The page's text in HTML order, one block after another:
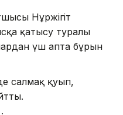
Нұржігіт
қатысу туралы
үш апта бұрын
салмақ қуып,